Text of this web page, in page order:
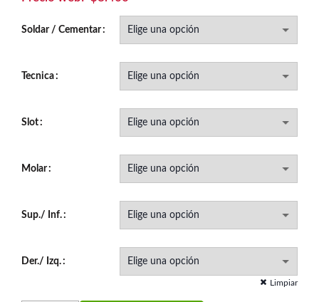
Soldar / Cementar
Tecnica
Slot
Molar
Sup./ Inf.
Der./ Izq.
Limpiar